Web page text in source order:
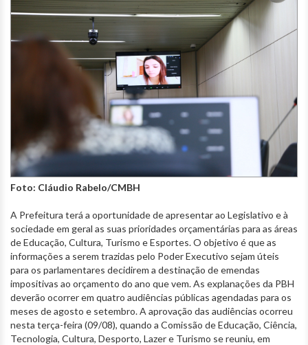
Foto: Cláudio Rabelo/CMBH
A Prefeitura terá a oportunidade de apresentar ao Legislativo e à
sociedade em geral as suas prioridades orçamentárias para as áreas
de Educação, Cultura, Turismo e Esportes. O objetivo é que as
informações a serem trazidas pelo Poder Executivo sejam úteis
para os parlamentares decidirem a destinação de emendas
impositivas ao orçamento do ano que vem. As explanações da PBH
deverão ocorrer em quatro audiências públicas agendadas para os
meses de agosto e setembro. A aprovação das audiências ocorreu
nesta terça-feira (09/08), quando a Comissão de Educação, Ciência,
Tecnologia, Cultura, Desporto, Lazer e Turismo se reuniu, em